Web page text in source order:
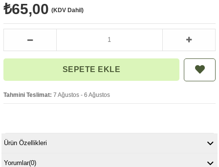
₺65,00 (KDV Dahil)
Tahmini Teslimat: 7 Ağustos - 6 Ağustos
Ürün Özellikleri
Yorumlar(0)